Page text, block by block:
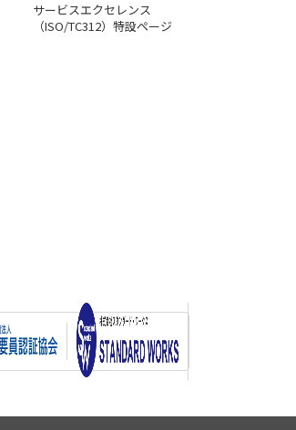
サービスエクセレンス
（ISO/TC312）特設ページ